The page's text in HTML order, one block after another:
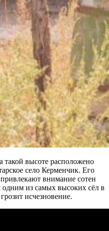
такой высоте расположено
село Керменчик. Его
внимание сотен
одним из самых высоких сёл в
исчезновение.